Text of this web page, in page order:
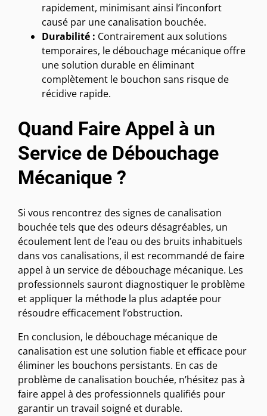
rapidement, minimisant ainsi l’inconfort
causé par une canalisation bouchée.
Durabilité : Contrairement aux solutions
temporaires, le débouchage mécanique offre
une solution durable en éliminant
complètement le bouchon sans risque de
récidive rapide.
Quand Faire Appel à un
Service de Débouchage
Mécanique ?
Si vous rencontrez des signes de canalisation
bouchée tels que des odeurs désagréables, un
écoulement lent de l’eau ou des bruits inhabituels
dans vos canalisations, il est recommandé de faire
appel à un service de débouchage mécanique. Les
professionnels sauront diagnostiquer le problème
et appliquer la méthode la plus adaptée pour
résoudre efficacement l’obstruction.
En conclusion, le débouchage mécanique de
canalisation est une solution fiable et efficace pour
éliminer les bouchons persistants. En cas de
problème de canalisation bouchée, n’hésitez pas à
faire appel à des professionnels qualifiés pour
garantir un travail soigné et durable.